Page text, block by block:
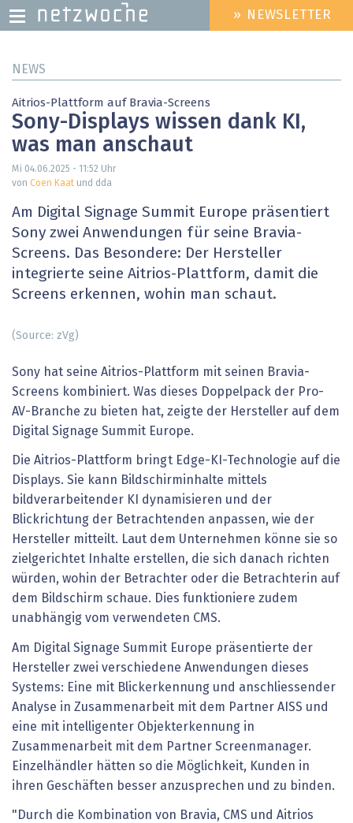
zum
HEADER
MENU
» NEWSLETTER
NEWS
Aitrios-Plattform auf Bravia-Screens
Sony-Displays wissen dank KI,
was man anschaut
Mi 04.06.2025 - 11:52 Uhr
von Coen Kaat und dda
Am Digital Signage Summit Europe präsentiert
Sony zwei Anwendungen für seine Bravia-
Screens. Das Besondere: Der Hersteller
integrierte seine Aitrios-Plattform, damit die
Screens erkennen, wohin man schaut.
(Source: zVg)
Sony hat seine Aitrios-Plattform mit seinen Bravia-
Screens kombiniert. Was dieses Doppelpack der Pro-
AV-Branche zu bieten hat, zeigte der Hersteller auf dem
Digital Signage Summit Europe.
Die Aitrios-Plattform bringt Edge-KI-Technologie auf die
Displays. Sie kann Bildschirminhalte mittels
bildverarbeitender KI dynamisieren und der
Blickrichtung der Betrachtenden anpassen, wie der
Hersteller mitteilt. Laut dem Unternehmen könne sie so
zielgerichtet Inhalte erstellen, die sich danach richten
würden, wohin der Betrachter oder die Betrachterin auf
dem Bildschirm schaue. Dies funktioniere zudem
unabhängig vom verwendeten CMS.
Am Digital Signage Summit Europe präsentierte der
Hersteller zwei verschiedene Anwendungen dieses
Systems: Eine mit Blickerkennung und anschliessender
Analyse in Zusammenarbeit mit dem Partner AISS und
eine mit intelligenter Objekterkennung in
Zusammenarbeit mit dem Partner Screenmanager.
Einzelhändler hätten so die Möglichkeit, Kunden in
ihren Geschäften besser anzusprechen und zu binden. ​
"Durch die Kombination von Bravia, CMS und Aitrios